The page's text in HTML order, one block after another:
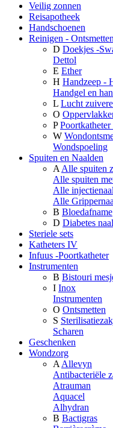
Veilig zonnen
Reisapotheek
Handschoenen
Reinigen - Ontsmetten
D Doekjes -
Dettol
E Ether
H Handzeep -
Handgel en
L Lucht
O
P
W
Wondspoeling
Spuiten en Naalden
A Alle spuiten
Alle spuiten
Alle
Alle
B Bloedafname
D Diabetes
Steriele sets
Katheters IV
Infuus -Poortkatheter
Instrumenten
B Bistouri
I Inox
Instrumenten
O Ontsmetten
S
Scharen
Geschenken
Wondzorg
A Allevyn
Antibacteriële
Atrauman
Aquacel
Alhydran
B Bactigras